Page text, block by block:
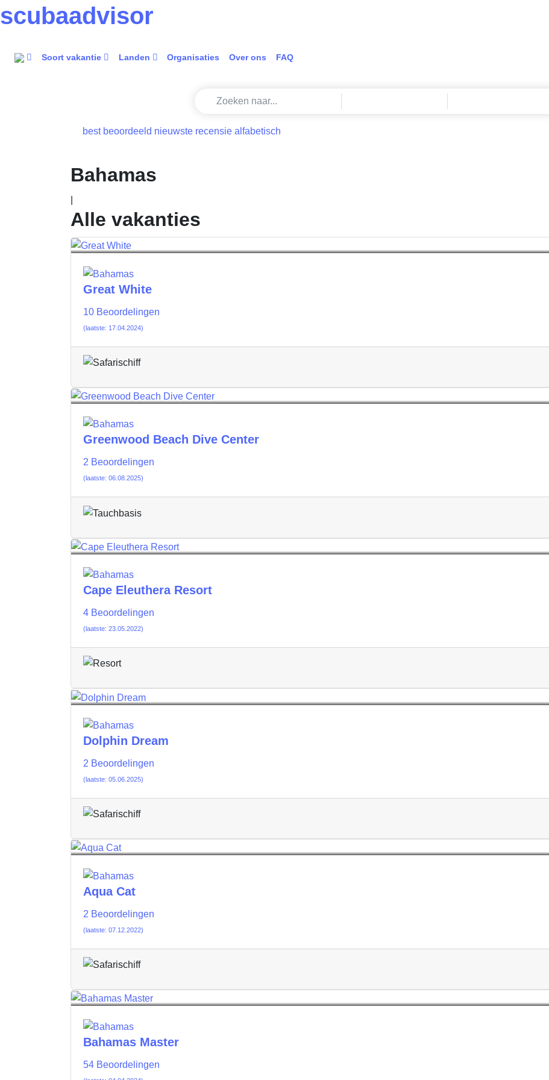
scubaadvisor
Soort vakantie Landen Organisaties Over ons FAQ
best beoordeeld nieuwste recensie alfabetisch
Bahamas
Alle vakanties
Great White
10 Beoordelingen
(laatste: 17.04.2024)
Greenwood Beach Dive Center
2 Beoordelingen
(laatste: 06.08.2025)
Cape Eleuthera Resort
4 Beoordelingen
(laatste: 23.05.2022)
Dolphin Dream
2 Beoordelingen
(laatste: 05.06.2025)
Aqua Cat
2 Beoordelingen
(laatste: 07.12.2022)
Bahamas Master
54 Beoordelingen